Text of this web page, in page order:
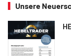
Unsere